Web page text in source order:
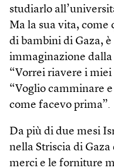
studiarlo
Ma la sua vita,
di bambini di Gaza,
immaginazione dalla
“Vorrei riavere i miei
“Voglio camminare
come facevo prima”.
Da più di due mesi
nella Striscia di
merci e le forniture